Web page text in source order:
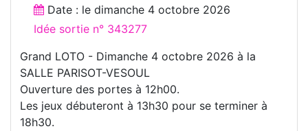
Date : le dimanche 4 octobre 2026
Idée sortie n° 343277
Grand LOTO - Dimanche 4 octobre 2026 à la
SALLE PARISOT-VESOUL
Ouverture des portes à 12h00.
Les jeux débuteront à 13h30 pour se terminer à
18h30.